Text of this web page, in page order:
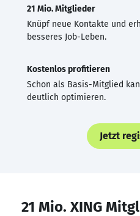
21 Mio. Mitglieder
Knüpf neue Kontakte und
besseres Job-Leben.
Kostenlos profitieren
Schon als Basis-Mitglied
deutlich optimieren.
Jetzt
21 Mio. XING